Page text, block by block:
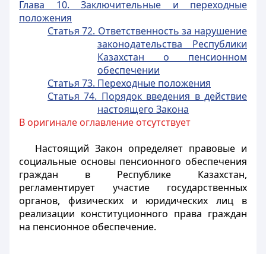
Глава 10. Заключительные и переходные
положения
Статья 72. Ответственность за нарушение
законодательства Республики
Казахстан о пенсионном
обеспечении
Статья 73. Переходные положения
Статья 74. Порядок введения в действие
настоящего Закона
В оригинале оглавление отсутствует
Настоящий Закон определяет правовые и
социальные основы пенсионного обеспечения
граждан в Республике Казахстан,
регламентирует участие государственных
органов, физических и юридических лиц в
реализации конституционного права граждан
на пенсионное обеспечение.